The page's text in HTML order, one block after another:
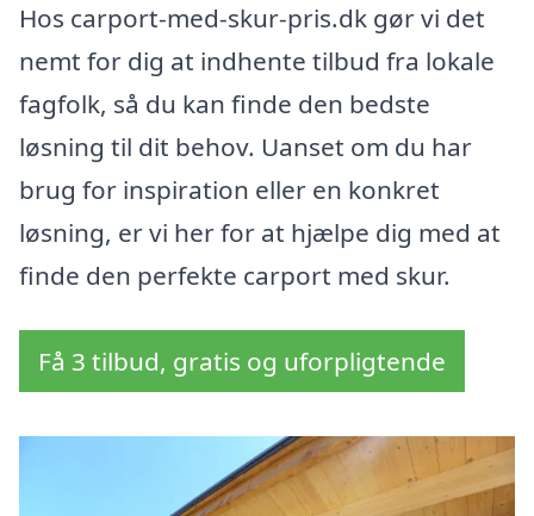
Hos carport-med-skur-pris.dk gør vi det
nemt for dig at indhente tilbud fra lokale
fagfolk, så du kan finde den bedste
løsning til dit behov. Uanset om du har
brug for inspiration eller en konkret
løsning, er vi her for at hjælpe dig med at
finde den perfekte carport med skur.
Få 3 tilbud, gratis og uforpligtende